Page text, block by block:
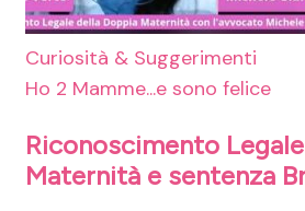
Curiosità & Suggerimenti
Ho 2 Mamme...e sono felice
Riconoscimento
Maternità e sentenza